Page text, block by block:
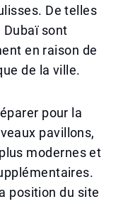
De telles
sont
en raison de
de la ville.
pour la
pavillons,
modernes et
position du site